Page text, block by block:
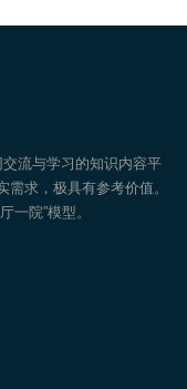
流与学习的知识内容平
求，极具有参考价值。
一院”模型。